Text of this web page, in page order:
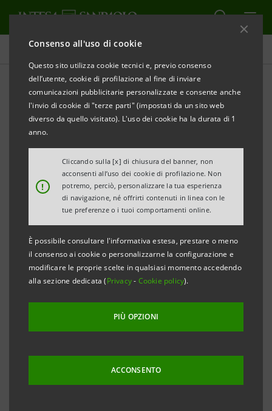
Consenso all'uso di cookie
Questo sito utilizza cookie tecnici e, previo consenso
dell’utente, cookie di profilazione al fine di inviare
comunicazioni pubblicitarie personalizzate e consente anche
l'invio di cookie di "terze parti" (impostati da un sito web
diverso da quello visitato). L'uso dei cookie ha la durata di 1
anno.
!
Cliccando sulla [x] di chiusura del banner, non
acconsenti all’uso dei cookie di profilazione. Non
potremo, perciò, personalizzare la tua esperienza
di navigazione, né offrirti contenuti in linea con le
tue preferenze o i tuoi comportamenti online.
È possibile consultare l'informativa estesa, prestare o meno
il consenso ai cookie o personalizzarne la configurazione e
modificare le proprie scelte in qualsiasi momento accedendo
alla sezione dedicata (Privacy- Cookie policy).
PIÙ OPZIONI
ACCONSENTO
Comunicati stampa
STAMPA AGGIORNA
COMUNICATO STAMPA
INTESA SANPAOLO SOSTIENE
LA CASA DELLA CARITA' FRATERNA DI PERUGIA
Perugia, 27 gennaio 2023.Intesa Sanpaolo sostiene la
Casa della Carità Fraterna, struttura di accoglienza
temporanea per persone in difficoltà sociale
inaugurata nel maggio 2022 da parte della
Confraternita di San Giovanni Battista di Perugia.
Il sostegno è destinato a supportare gli impegni
economici a cui la Casa della Carità Fraterna si trova a
far fronte nello svolgimento delle proprie attività di
solidarietà.
polifunzionale, privo di barriere architettoniche e ad